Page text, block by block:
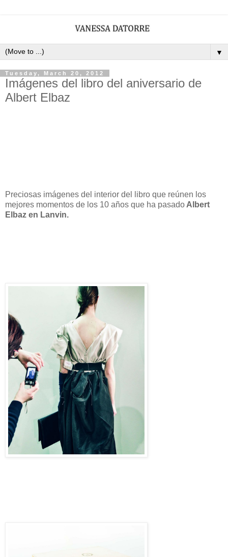
▼
Tuesday, March 20, 2012
Imágenes del libro del aniversario de
Albert Elbaz
Preciosas imágenes del interior del libro que reúnen los
mejores momentos de los 10 años que ha pasado Albert
Elbaz en Lanvin.